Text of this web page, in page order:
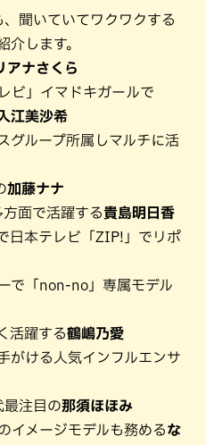
聞いていてワクワクする
介します。
アナさくら
ビ」イマドキガールで
江美沙希
グループ所属しマルチに活
加藤ナナ
方面で活躍する貴島明日香
日本テレビ「ZIP!」でリポ
で「non-no」専属モデル
活躍する鶴嶋乃愛
がける人気インフルエンサ
最注目の那須ほほみ
イメージモデルも務めるな